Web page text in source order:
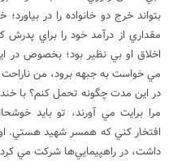
بتواند خرج دو خانواده را در
مقداري از درآمد خود را براي پدرش
اخلاق او بي نظير بود؛ بخصوص در
مي خواست به جبهه برود، من
در اين مدت چگونه تحمل کنم؟ با
مرا برايت مي آورند، تو بايد
افتخار کني که همسر شهيد هستي. او
داشت، در راهپيمايي‌ها شرکت مي